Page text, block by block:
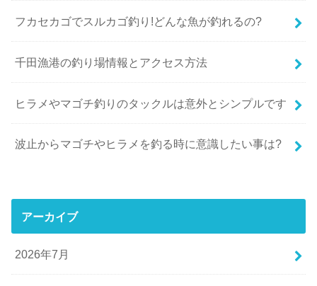
フカセカゴでスルカゴ釣り!どんな魚が釣れるの?
千田漁港の釣り場情報とアクセス方法
ヒラメやマゴチ釣りのタックルは意外とシンプルです
波止からマゴチやヒラメを釣る時に意識したい事は?
アーカイブ
2026年7月